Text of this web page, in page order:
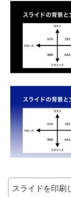
スライドを印刷